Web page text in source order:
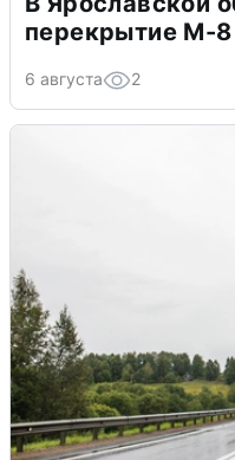
перекрытие М-8
6 августа 2